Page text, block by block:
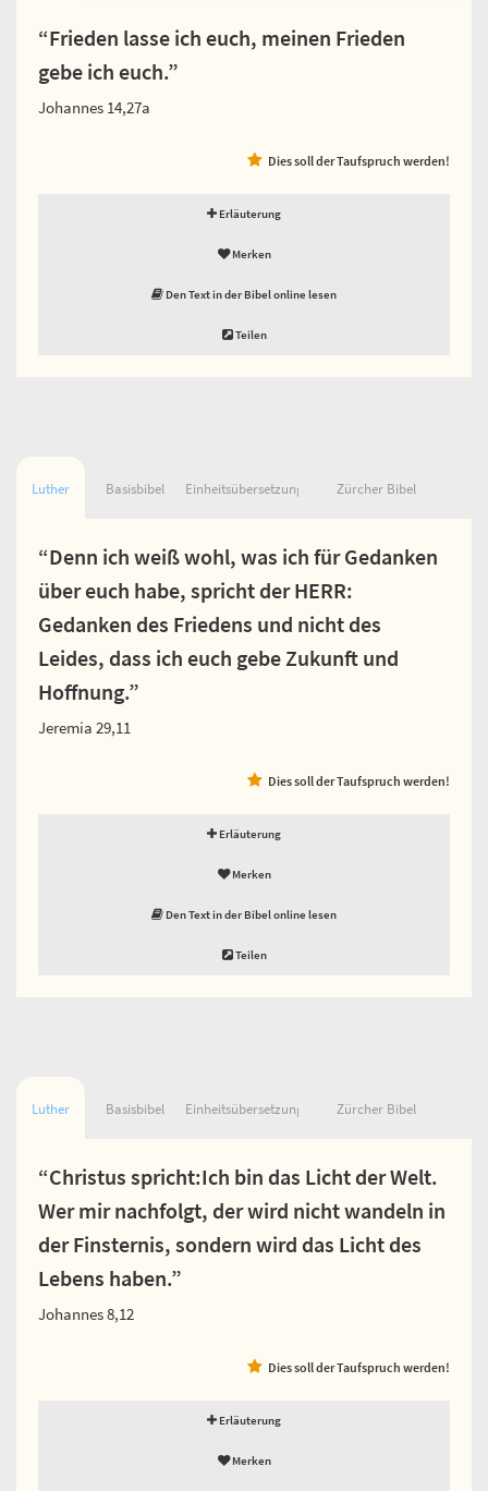
“Frieden lasse ich euch, meinen Frieden
gebe ich euch.”
Johannes 14,27a
Dies soll der Taufspruch werden!
Erläuterung
Merken
Den Text in der Bibel online lesen
Teilen
Luther Basisbibel Einheitsübersetzung Zürcher Bibel
“Denn ich weiß wohl, was ich für Gedanken
über euch habe, spricht der HERR:
Gedanken des Friedens und nicht des
Leides, dass ich euch gebe Zukunft und
Hoffnung.”
Jeremia 29,11
Dies soll der Taufspruch werden!
Erläuterung
Merken
Den Text in der Bibel online lesen
Teilen
Luther Basisbibel Einheitsübersetzung Zürcher Bibel
“Christus spricht:Ich bin das Licht der Welt.
Wer mir nachfolgt, der wird nicht wandeln in
der Finsternis, sondern wird das Licht des
Lebens haben.”
Johannes 8,12
Dies soll der Taufspruch werden!
Erläuterung
Merken